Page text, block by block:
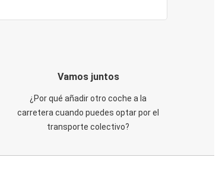
Vamos juntos
¿Por qué añadir otro coche a la
carretera cuando puedes optar por el
transporte colectivo?